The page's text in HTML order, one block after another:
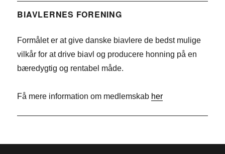
e
o
n
e
n
w
t
r
BIAVLERNES FORENING
Formålet er at give danske biavlere de bedst mulige
vilkår for at drive biavl og producere honning på en
bæredygtig og rentabel måde.
Få mere information om medlemskab her